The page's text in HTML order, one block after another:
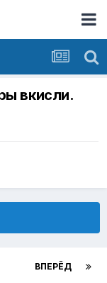
вкисли.
ВПЕРЁД